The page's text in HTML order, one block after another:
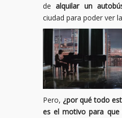
dealquilar un
ciudad para poder ver
Pero, ¿por qué todo
es el motivo para que